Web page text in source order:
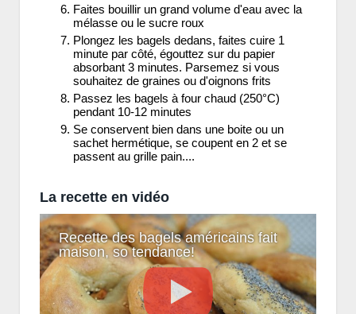
Faites bouillir un grand volume d'eau avec la
mélasse ou le sucre roux
Plongez les bagels dedans, faites cuire 1
minute par côté, égouttez sur du papier
absorbant 3 minutes. Parsemez si vous
souhaitez de graines ou d'oignons frits
Passez les bagels à four chaud (250°C)
pendant 10-12 minutes
Se conservent bien dans une boite ou un
sachet hermétique, se coupent en 2 et se
passent au grille pain....
La recette en vidéo
Recette des bagels américains fait
maison, so tendance!